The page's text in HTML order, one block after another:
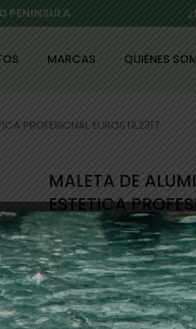
PENINSULA
MARCAS QUIÉNES
PROFESIONAL EUROSTIL2317
MALETA DE
ESTETICA
102,00€79,00€
Maleta de aluminio con
32 x 25 x26 cm.